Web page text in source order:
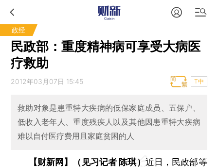
政经
民政部：重度精神病可享受大病医
疗救助
2012年03月07日 15:45 T中
救助对象是患重特大疾病的低保家庭成员、五保户、
低收入老年人、重度残疾人以及其他因患重特大疾病
难以自付医疗费用且家庭贫困的人
【财新网】（见习记者 陈琪） 近日，民政部等